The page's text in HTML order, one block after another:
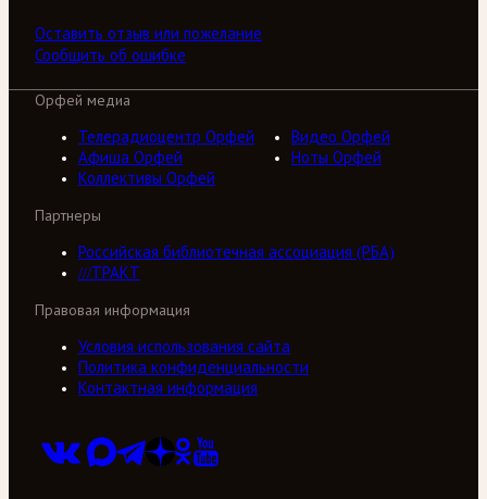
Оставить отзыв или пожелание
Сообщить об ошибке
Орфей медиа
Телерадиоцентр Орфей
Видео Орфей
Афиша Орфей
Ноты Орфей
Коллективы Орфей
Партнеры
Российская библиотечная ассоциация (РБА)
///ТРАКТ
Правовая информация
Условия использования сайта
Политика конфиденциальности
Контактная информация